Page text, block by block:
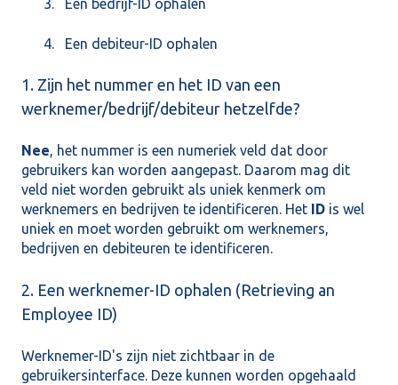
Een bedrijf-ID ophalen
Een debiteur-ID ophalen
1. Zijn het nummer en het ID van een
werknemer/bedrijf/debiteur hetzelfde?
Nee, het nummer is een numeriek veld dat door
gebruikers kan worden aangepast. Daarom mag dit
veld niet worden gebruikt als uniek kenmerk om
werknemers en bedrijven te identificeren. Het ID is wel
uniek en moet worden gebruikt om werknemers,
bedrijven en debiteuren te identificeren.
2. Een werknemer-ID ophalen (Retrieving an
Employee ID)
Werknemer-ID's zijn niet zichtbaar in de
gebruikersinterface. Deze kunnen worden opgehaald